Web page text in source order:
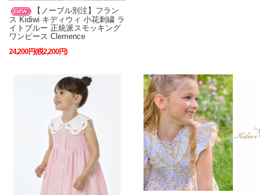
【ノーブル別注】フラン
ス Kidiwi キディウィ 小花刺繍 ラ
イトブルー 正統派スモッキング
ワンピース Clemence
24,200円(税2,200円)